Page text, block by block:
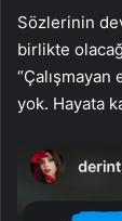
Sözlerinin
birlikte
yok. Hayata